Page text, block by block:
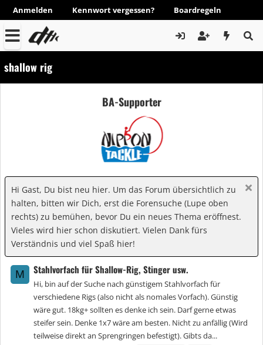
Anmelden Kennwort vergessen? Boardregeln
shallow rig
BA-Supporter
Hi Gast, Du bist neu hier. Um das Forum übersichtlich zu
halten, bitten wir Dich, erst die Forensuche (Lupe oben
rechts) zu bemühen, bevor Du ein neues Thema eröffnest.
Vieles wird hier schon diskutiert. Vielen Dank fürs
Verständnis und viel Spaß hier!
M Stahlvorfach für Shallow-Rig, Stinger usw.
Hi, bin auf der Suche nach günstigem Stahlvorfach für
verschiedene Rigs (also nicht als nomales Vorfach). Günstig
wäre gut. 18kg+ sollten es denke ich sein. Darf gerne etwas
steifer sein. Denke 1x7 wäre am besten. Nicht zu anfällig (Wird
teilweise direkt an Sprengringen befestigt). Gibts da...